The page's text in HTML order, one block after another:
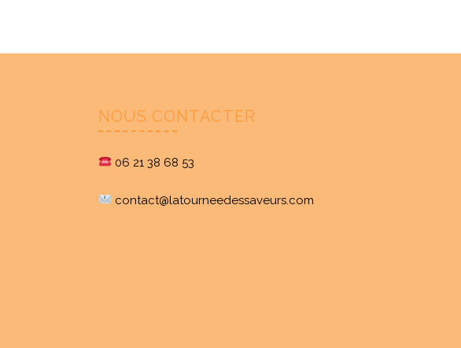
NOUS CONTACTER
06 21 38 68 53
contact@latourneedessaveurs.com